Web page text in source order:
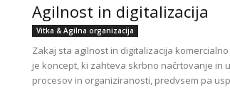
Agilnost in digitalizacija
Vitka & Agilna organizacija
Zakaj sta agilnost in digitalizacija
je koncept, ki zahteva skrbno načrtovanje in
procesov in organiziranosti, predvsem pa